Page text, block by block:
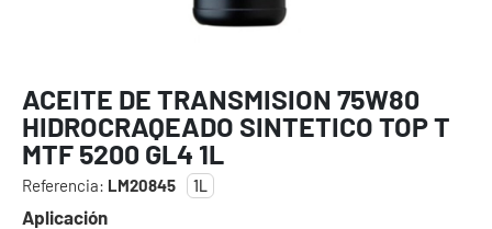
ACEITE DE TRANSMISION 75W80
HIDROCRAQEADO SINTETICO TOP T
MTF 5200 GL4 1L
Referencia: LM20845 1L
Aplicación